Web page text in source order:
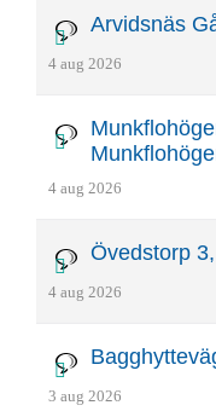
Arvidsnäs
4 aug 2026
4 aug 2026
Övedstorp
4 aug 2026
3 aug 2026